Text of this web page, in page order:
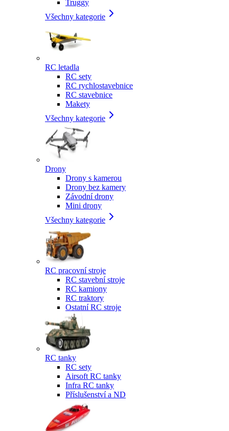
Truggy
Všechny kategorie
RC letadla
RC sety
RC rychlostavebnice
RC stavebnice
Makety
Všechny kategorie
Drony
Drony s kamerou
Drony bez kamery
Závodní drony
Mini drony
Všechny kategorie
RC pracovní stroje
RC stavební stroje
RC kamiony
RC traktory
Ostatní RC stroje
RC tanky
RC sety
Airsoft RC tanky
Infra RC tanky
Příslušenství a ND